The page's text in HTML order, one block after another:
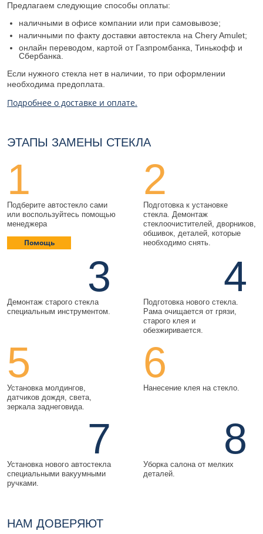
Предлагаем следующие способы оплаты:
наличными в офисе компании или при самовывозе;
наличными по факту доставки автостекла на Chery Amulet;
онлайн переводом, картой от Газпромбанка, Тинькофф и
Сбербанка.
Если нужного стекла нет в наличии, то при оформлении
необходима предоплата.
Подробнее о доставке и оплате.
ЭТАПЫ ЗАМЕНЫ СТЕКЛА
1
Подберите автостекло сами
или воспользуйтесь помощью
менеджера
Помощь
2
Подготовка к установке
стекла. Демонтаж
стеклоочистителей, дворников,
обшивок, деталей, которые
необходимо снять.
3
Демонтаж старого стекла
специальным инструментом.
4
Подготовка нового стекла.
Рама очищается от грязи,
старого клея и
обезжиривается.
5
Установка молдингов,
датчиков дождя, света,
зеркала заднеговида.
6
Нанесение клея на стекло.
7
Установка нового автостекла
специальными вакуумными
ручками.
8
Уборка салона от мелких
деталей.
НАМ ДОВЕРЯЮТ